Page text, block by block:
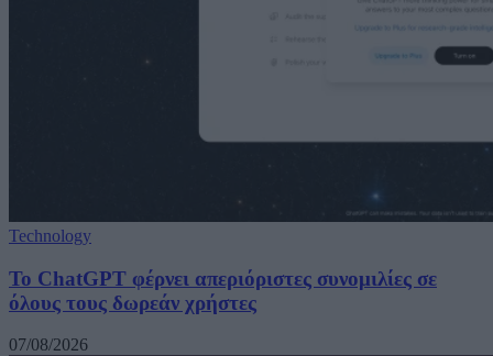
Technology
Το ChatGPT φέρνει απεριόριστες συνομιλίες σε
όλους τους δωρεάν χρήστες
07/08/2026